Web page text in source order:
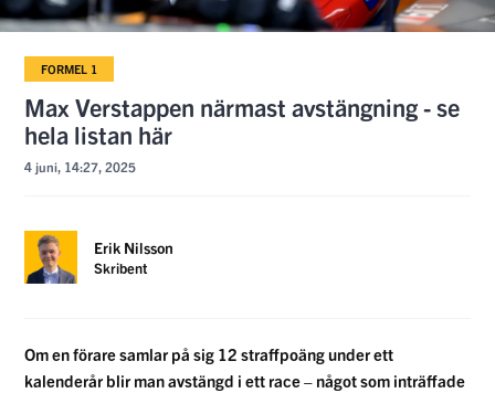
FORMEL 1
Max Verstappen närmast avstängning - se
hela listan här
4 juni, 14:27, 2025
Erik Nilsson
Skribent
Om en förare samlar på sig 12 straffpoäng under ett
kalenderår blir man avstängd i ett race – något som inträffade